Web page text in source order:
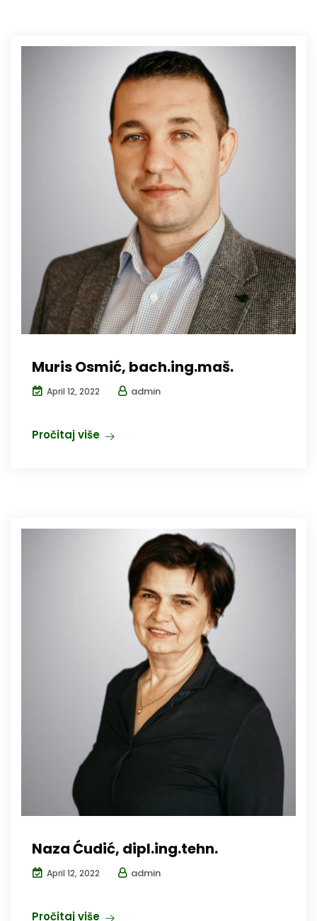
Muris Osmić, bach.ing.maš.
April 12, 2022 admin
Pročitaj više
Naza Ćudić, dipl.ing.tehn.
April 12, 2022 admin
Pročitaj više